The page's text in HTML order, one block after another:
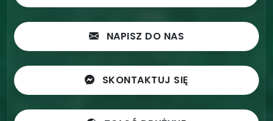
NAPISZ DO NAS
SKONTAKTUJ SIĘ